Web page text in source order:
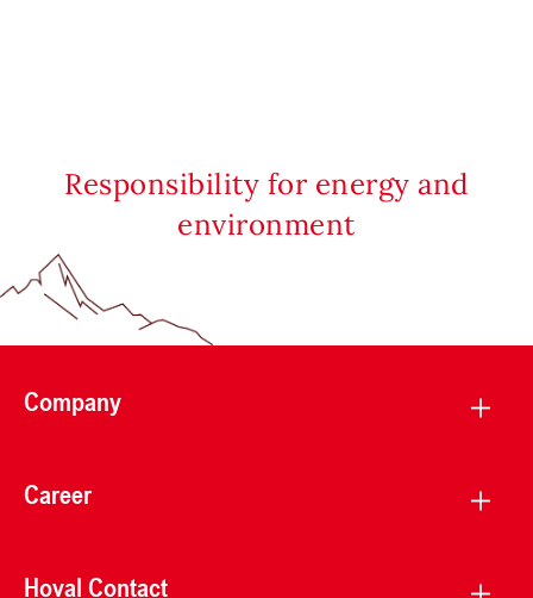
Responsibility for energy and
environment
Company
Career
Hoval Contact